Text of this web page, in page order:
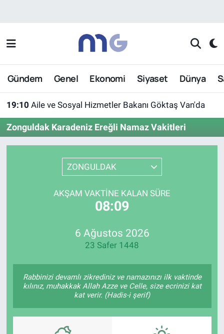
Gündem Genel Ekonomi Siyaset Dünya
19:10 Aile ve Sosyal Hizmetler Bakanı Göktaş Van'da
Zonguldak Karadeniz Ereğli Namaz Vakitleri
ZONGULDAK
AKŞAM VAKTINE KALAN SÜRE
08:09
6 Ağustos 2026
23 Safer 1448
Rabbinizi devamlı zikrediniz ve namazınızı ilk vaktinde
kılınız, muhakkak Allah Azze ve Celle, size ecrinizi kat
kat verir. (Hadis-i şerif)
Nöbetçi Eczaneler
Hava Durumu
Süper Lig Puan Durumu ve Fikstür
Tüm Manşetler
Son Dakika Haberleri